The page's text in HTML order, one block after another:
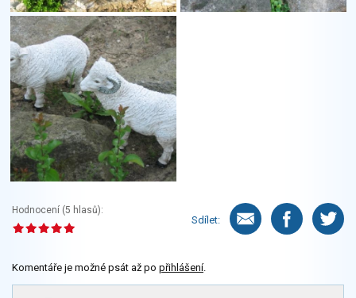
Hodnocení (5 hlasů):
Sdílet:
Komentáře je možné psát až po přihlášení.